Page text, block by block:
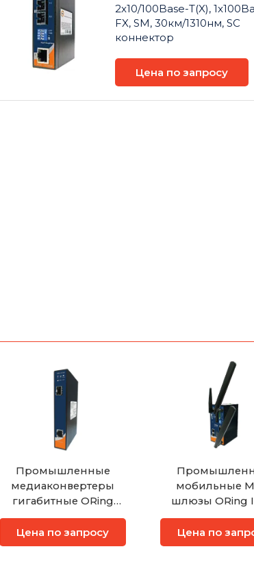
2x10/100Base-T(X),
FX, SM, 30км/1310нм, SC
коннектор
Цена по запросу
Промышленные
медиаконвертеры
гигабитные ORing
IGMC-1011GF/IGMC-
1011GP
Цена по запросу
мобильные
шлюзы ORing
6322GT-
Цена по